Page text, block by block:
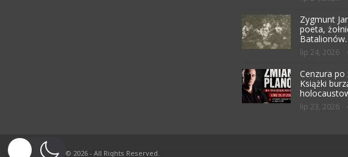
Zygmunt
poeta,
lip 24, 2026
Cenzura po
Książki
lip 23, 2026
© 2026 - All Rights Reserved.